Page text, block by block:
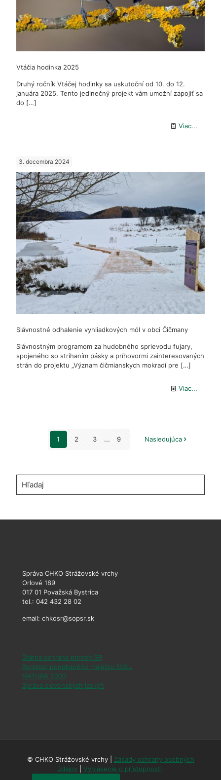
Vtáčia hodinka 2025
Druhý ročník Vtáčej hodinky sa uskutoční od 10. do 12.
januára 2025. Tento jedinečný projekt vám umožní zapojiť sa
do […]
Viac...
3. decembra 2024
Slávnostné odhalenie vyhliadkových mól v obci Čičmany
Slávnostným programom za hudobného sprievodu fujary,
spojeného so strihaním pásky a príhovormi zainteresovaných
strán do projektu „Význam čičmianskych mokradí pre […]
Viac...
obci
1 2 3 ... 9 Nasledujúca
Správa CHKO Strážovské vrchy
Orlové 189
017 01 Považská Bystrica
tel.: 042 432 28 02
email: chkosr@sopsr.sk
Štátna ochrana prírody SR
Register ponúkaného majetku štátu
NATURA 2000
Správa slovenských jaskýň
© CHKO Strážovské vrchy | Zásady ochrany osobných
údajov
Vyhlásenie o prístupnosti